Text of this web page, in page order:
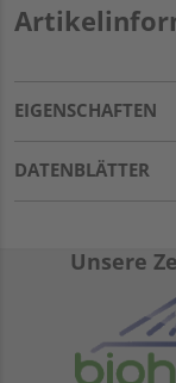
EIGENSCHAFTEN
DATENBLÄTTER
Unsere